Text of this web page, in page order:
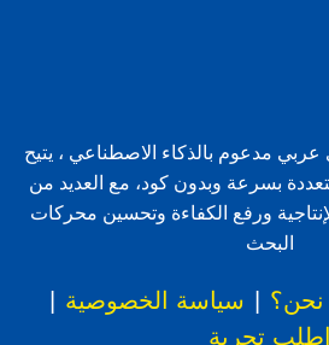
مدعوم بالذكاء الاصطناعي ، يتيح
بسرعة وبدون كود، مع العديد من
ورفع الكفاءة وتحسين محركات
البحث
| سياسة الخصوصية |
اطلب تجربة